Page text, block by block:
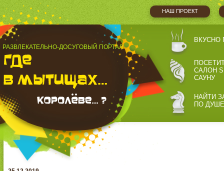
НАШ ПРОЕКТ
РАЗВЛЕКАТЕЛЬНО-ДОСУГОВЫЙ ПОРТАЛ
ВКУСНО
САЛОН
САУНУ
НАЙТИ
ПО ДУШЕ